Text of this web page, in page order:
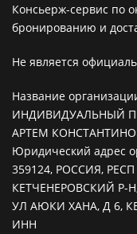
Консьерж-сервис по
бронированию и
Не является
Название
ИНДИВИДУАЛЬНЫЙ
АРТЕМ
Юридический адрес
359124, РОССИЯ,
КЕТЧЕНЕРОВСКИЙ Р-
УЛ АЮКИ ХАНА, Д 6,
ИНН